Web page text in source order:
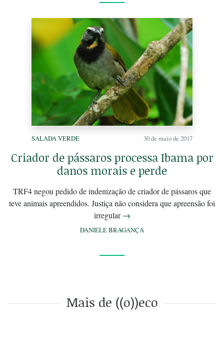
SALADA VERDE 30 de maio de 2017
Criador de pássaros processa Ibama por
danos morais e perde
TRF4 negou pedido de indenização de criador de pássaros que
teve animais apreendidos. Justiça não considera que apreensão foi
irregular→
DANIELE BRAGANÇA
Mais de ((o))eco